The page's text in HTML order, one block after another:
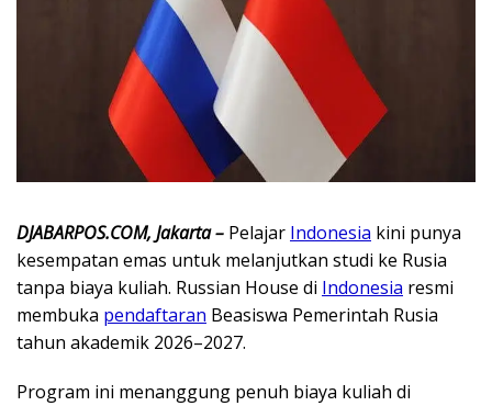
DJABARPOS.COM, Jakarta – Pelajar Indonesia kini punya
kesempatan emas untuk melanjutkan studi ke Rusia
tanpa biaya kuliah. Russian House di Indonesia resmi
membuka pendaftaran Beasiswa Pemerintah Rusia
tahun akademik 2026–2027.
Program ini menanggung penuh biaya kuliah di